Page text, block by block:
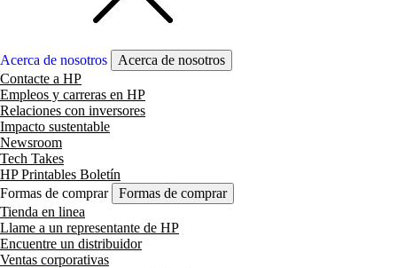
Acerca de nosotros
Acerca de nosotros
Contacte a HP
Empleos y carreras en HP
Relaciones con inversores
Impacto sustentable
Newsroom
Tech Takes
HP Printables Boletín
Formas de comprar
Formas de comprar
Tienda en linea
Llame a un representante de HP
Encuentre un distribuidor
Ventas corporativas